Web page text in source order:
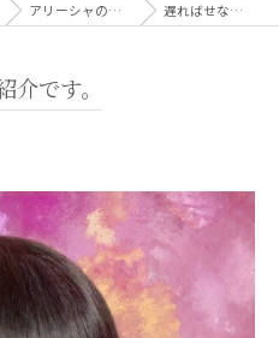
アリーシャのスピリチュアルブログ 遅ればせながら…自己紹介です。
です。